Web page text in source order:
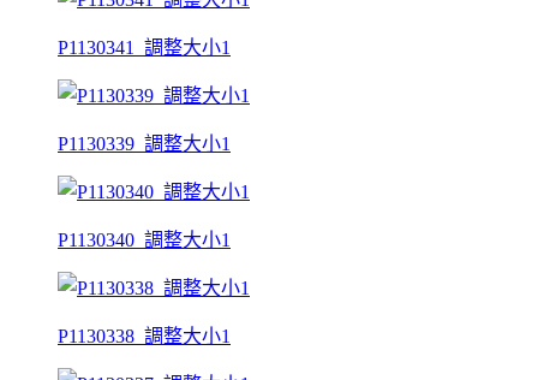
P1130341_調整大小1
P1130339_調整大小1
P1130340_調整大小1
P1130338_調整大小1